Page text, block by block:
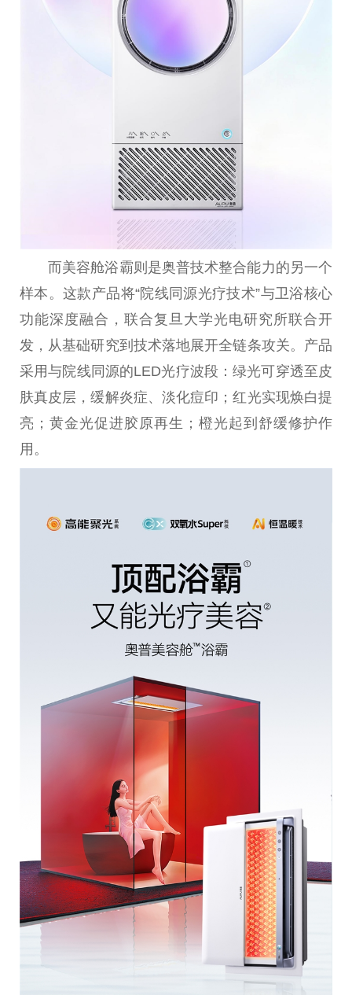
而美容舱浴霸则是奥普技术整合能力的另一个
样本。这款产品将“院线同源光疗技术”与卫浴核心
功能深度融合，联合复旦大学光电研究所联合开
发，从基础研究到技术落地展开全链条攻关。产品
采用与院线同源的LED光疗波段：绿光可穿透至皮
肤真皮层，缓解炎症、淡化痘印；红光实现焕白提
亮；黄金光促进胶原再生；橙光起到舒缓修护作
用。